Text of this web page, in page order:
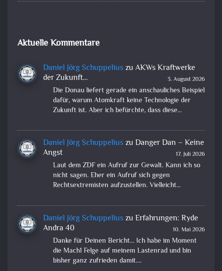
Aktuelle Kommentare
Daniel Jörg Schuppeliuszu AKWs Kraftwerke
der Zukunft…
3. August 2026
Die Donau liefert gerade ein anschauliches Beispiel
dafür, warum Atomkraft keine Technologie der
Zukunft ist. Aber ich befürchte, dass diese…
Daniel Jörg Schuppeliuszu Danger Dan – Keine
Angst
17. Juli 2026
Laut dem ZDF ein Aufruf zur Gewalt. Kann ich so
nicht sagen. Eher ein Aufruf sich gegen
Rechtsextremisten aufzustellen. Vielleicht…
Daniel Jörg Schuppeliuszu Erfahrungen: Ryde
Andra 40
10. Mai 2026
Danke für Deinen Bericht... Ich habe im Moment
die Mach1 Felge auf meinem Lastenrad und bin
bisher ganz zufrieden damit.…